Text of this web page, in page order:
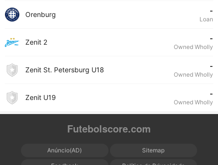
Orenburg -
Loan
Zenit 2 -
Owned Wholly
Zenit St. Petersburg U18 -
Owned Wholly
Zenit U19 -
Owned Wholly
Futebolscore.com
Anúncio(AD) Sitemap